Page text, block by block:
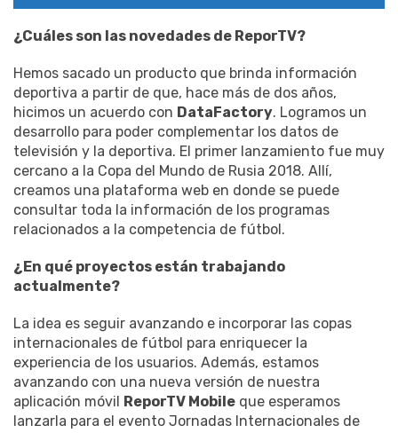
¿Cuáles son las novedades de ReporTV?
Hemos sacado un producto que brinda información
deportiva a partir de que, hace más de dos años,
hicimos un acuerdo con DataFactory. Logramos un
desarrollo para poder complementar los datos de
televisión y la deportiva. El primer lanzamiento fue muy
cercano a la Copa del Mundo de Rusia 2018. Allí,
creamos una plataforma web en donde se puede
consultar toda la información de los programas
relacionados a la competencia de fútbol.
¿En qué proyectos están trabajando
actualmente?
La idea es seguir avanzando e incorporar las copas
internacionales de fútbol para enriquecer la
experiencia de los usuarios. Además, estamos
avanzando con una nueva versión de nuestra
aplicación móvil ReporTV Mobile que esperamos
lanzarla para el evento Jornadas Internacionales de